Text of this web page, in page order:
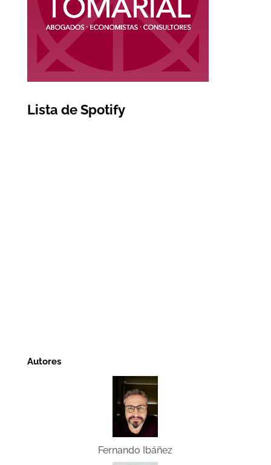
Lista de Spotify
Autores
Fernando Ibáñez